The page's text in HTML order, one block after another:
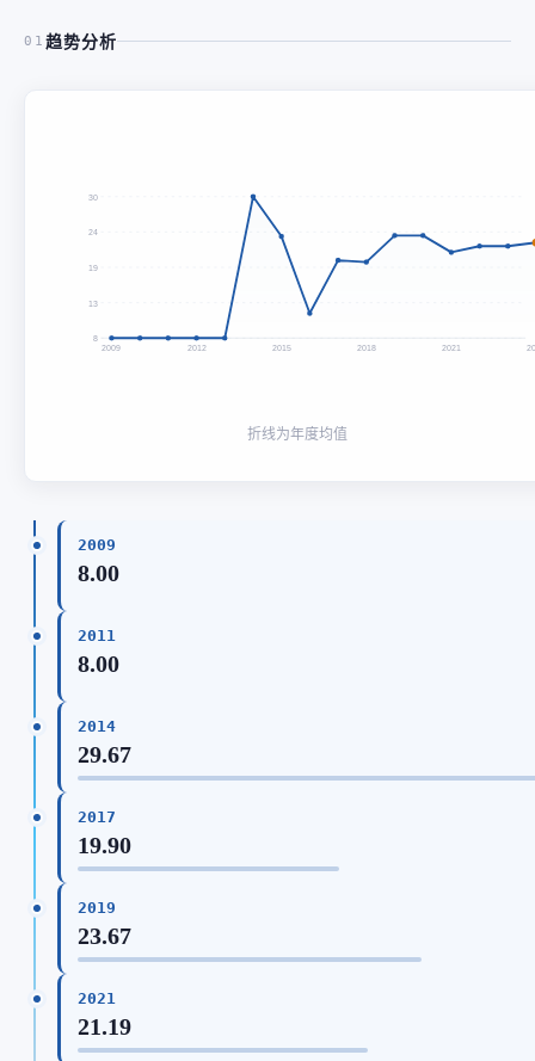
01 趋势分析
30
24
19
13
8
2009 2012 2015 2018 2021
折线为年度均值
2009
8.00
2011
8.00
2014
29.67
2017
19.90
2019
23.67
2021
21.19